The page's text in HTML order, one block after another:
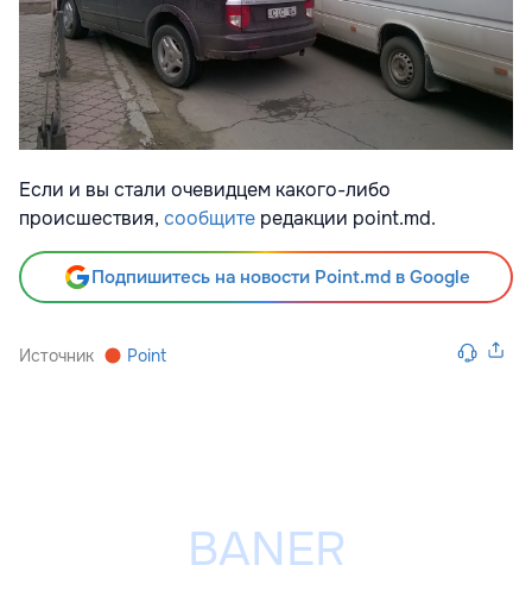
Если и вы стали очевидцем какого-либо
происшествия, сообщите редакции point.md.
Подпишитесь на новости Point.md в Google
Источник Point